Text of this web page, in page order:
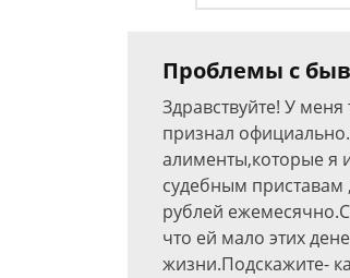
Проблемы с
Здравствуйте! У
признал
алименты,которые я
судебным приставам
рублей
что ей мало этих
жизни.Подскажите-